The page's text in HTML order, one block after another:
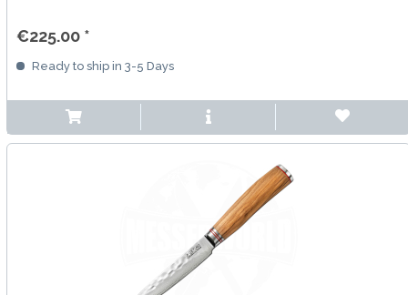
€225.00 *
Ready to ship in 3-5 Days